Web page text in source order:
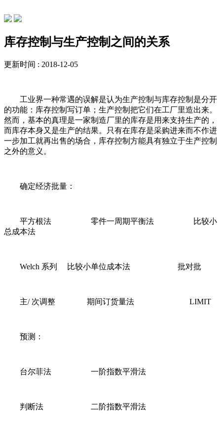
库存控制与生产控制之间的关系
更新时间 : 2018-12-05
工业界一种常遇的误解是认为生产控制与库存控制是分开
的功能：库存控制写订单；生产控制把它们在工厂里造出来。
然而，基本的真理是一家制造厂里的库存是用来支持生产的，
而库存本身又是生产的结果。只有在库存是采购进来而不作进
一步加工就再出售的场合，库存控制方能具有独立于生产控制
之外的意义。
确定经济批量：
平方根法 零件一周期平衡法 比较小
总成本法
Welch 系列 比较小单位成本法 批对批
主/ 次调整 期间订货量法 LIMIT
预测：
台尔菲法 一阶指数平滑法
判断法 二阶指数平滑法